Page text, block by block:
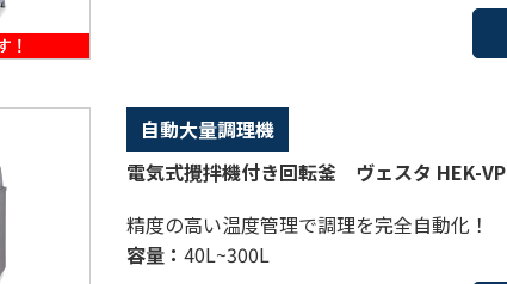
自動大量調理機
電気式攪拌機付き回転釜 ヴェスタ HEK-VP
精度の高い温度管理で調理を完全自動化！
容量： 40L~300L